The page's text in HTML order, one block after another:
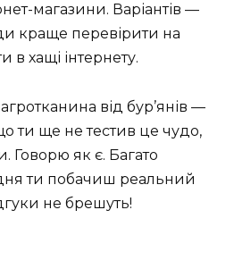
магазини. Варіантів —
краще перевірити на
в хащі інтернету.
від бур’янів —
ти ще не тестив це чудо,
Говорю як є. Багато
ти побачиш реальний
не брешуть!